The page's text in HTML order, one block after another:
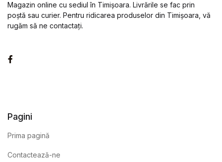
Magazin online cu sediul în Timișoara. Livrările se fac prin
poștă sau curier. Pentru ridicarea produselor din Timișoara, vă
rugăm să ne contactați.
Pagini
Prima pagină
Contactează-ne